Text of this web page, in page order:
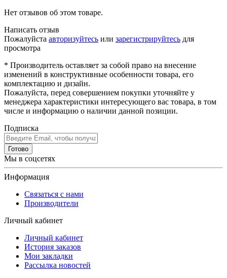
Нет отзывов об этом товаре.
Написать отзыв
Пожалуйста авторизуйтесь или зарегистрируйтесь для
просмотра
* Производитель оставляет за собой право на внесение
изменений в конструктивные особенности товара, его
комплектацию и дизайн.
Пожалуйста, перед совершением покупки уточняйте у
менеджера характеристики интересующего вас товара, в том
числе и информацию о наличии данной позиции.
Подписка
Готово
Мы в соцсетях
Информация
Связаться с нами
Производители
Личный кабинет
Личный кабинет
История заказов
Мои закладки
Рассылка новостей